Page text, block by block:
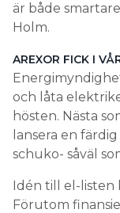
är både
Holm.
AREXOR FICK I
och låta
hösten. Nästa
lansera en
schuko- såväl
Idén till el-listen
Förutom